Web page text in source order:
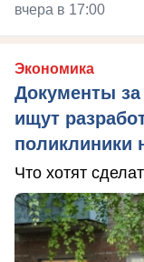
вчера в 17:00
Экономика
Документы
ищут
поликлиники
Что хотят